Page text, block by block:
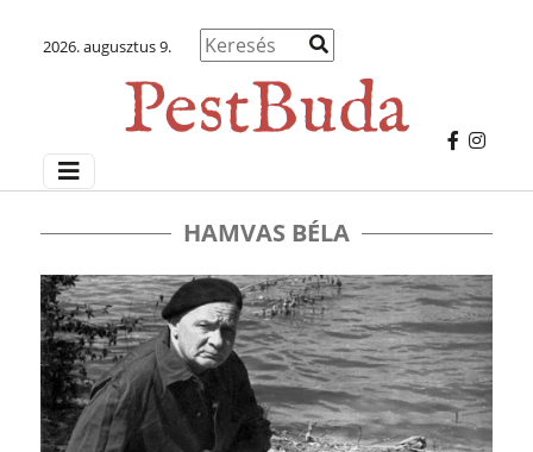
2026. augusztus 9.
HAMVAS BÉLA